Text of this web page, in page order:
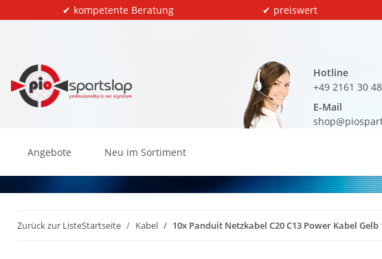
✔ kompetente Beratung ✔ preiswert
Hotline
+49 2161 30
E-Mail
Angebote Neu im Sortiment
Zurück zur ListeStartseite Kabel 10x Panduit Netzkabel C20 C13 Power Kabel Gelb